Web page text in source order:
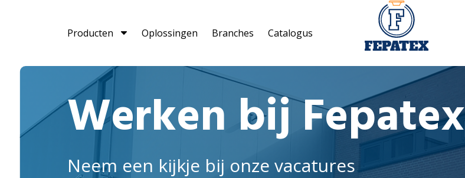
Producten Oplossingen Branches Catalogus
Werken bij Fepatex
Neem een kijkje bij onze vacatures